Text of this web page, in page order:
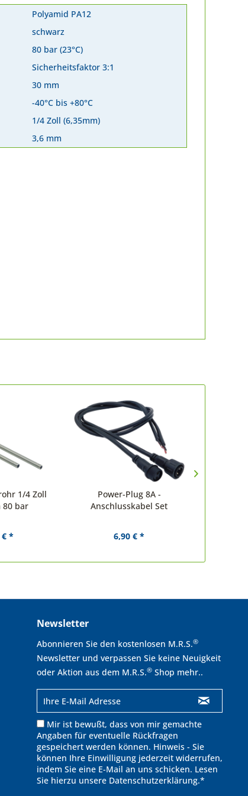
Polyamid PA12
schwarz
80 bar (23°C)
Sicherheitsfaktor 3:1
30 mm
-40°C bis +80°C
1/4 Zoll (6,35mm)
3,6 mm
1/4 Zoll
80 bar
€ *
Power-Plug 8A -
Anschlusskabel Set
6,90 € *
Newsletter
Abonnieren Sie den kostenlosen M.R.S.®
Newsletter und verpassen Sie keine Neuigkeit
oder Aktion aus dem M.R.S.® Shop mehr..
Mir ist bewußt, dass von mir gemachte
Angaben für eventuelle Rückfragen
gespeichert werden können. Hinweis - Sie
können Ihre Einwilligung jederzeit widerrufen,
indem Sie eine E-Mail an uns schicken. Lesen
Sie hierzu unsere Datenschutzerklärung.*